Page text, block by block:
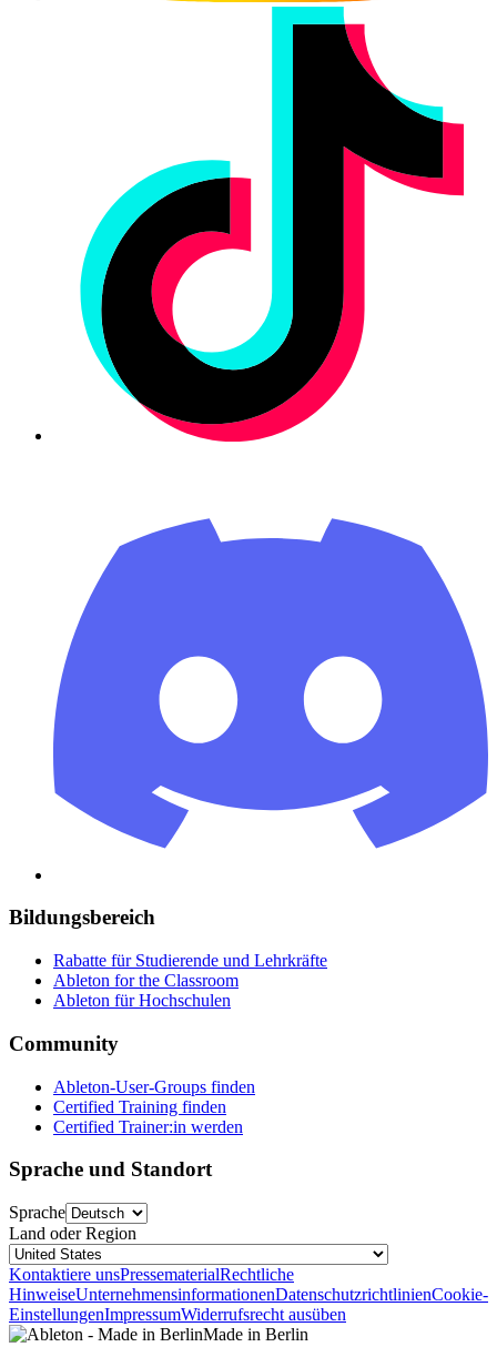
Bildungsbereich
Rabatte für Studierende und Lehrkräfte
Ableton for the Classroom
Ableton für Hochschulen
Community
Ableton-User-Groups finden
Certified Training finden
Certified Trainer:in werden
Sprache und Standort
Sprache
Land oder Region
Kontaktiere unsPressematerialRechtliche
HinweiseUnternehmensinformationenDatenschutzrichtlinienCookie-
EinstellungenImpressumWiderrufsrecht ausüben
Made in Berlin